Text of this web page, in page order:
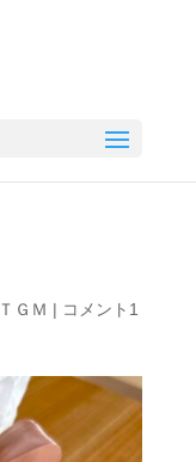
ＴＧＭ | コメント1